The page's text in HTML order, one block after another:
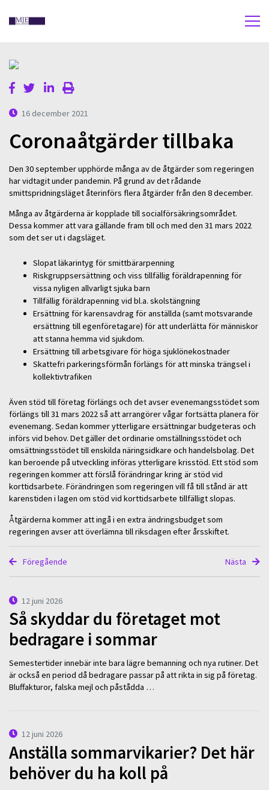
16 december 2021
Coronaåtgärder tillbaka
Den 30 september upphörde många av de åtgärder som regeringen
har vidtagit under pandemin. På grund av det rådande
smittspridningsläget återinförs flera åtgärder från den 8 december.
Många av åtgärderna är kopplade till socialförsäkringsområdet.
Dessa kommer att vara gällande fram till och med den 31 mars 2022
som det ser ut i dagsläget.
Slopat läkarintyg för smittbärarpenning
Riskgruppsersättning och viss tillfällig föräldrapenning för
vissa nyligen allvarligt sjuka barn
Tillfällig föräldrapenning vid bl.a. skolstängning
Ersättning för karensavdrag för anställda (samt motsvarande
ersättning till egenföretagare) för att underlätta för människor
att stanna hemma vid sjukdom.
Ersättning till arbetsgivare för höga sjuklönekostnader
Skattefri parkeringsförmån förlängs för att minska trängsel i
kollektivtrafiken
Även stöd till företag förlängs och det avser evenemangsstödet som
förlängs till 31 mars 2022 så att arrangörer vågar fortsätta planera för
evenemang. Sedan kommer ytterligare ersättningar budgeteras och
införs vid behov. Det gäller det ordinarie omställningsstödet och
omsättningsstödet till enskilda näringsidkare och handelsbolag. Det
kan beroende på utveckling införas ytterligare krisstöd. Ett stöd som
regeringen kommer att förslå förändringar kring är stöd vid
korttidsarbete. Förändringen som regeringen vill få till stånd är att
karenstiden i lagen om stöd vid korttidsarbete tillfälligt slopas.
Åtgärderna kommer att ingå i en extra ändringsbudget som
regeringen avser att överlämna till riksdagen efter årsskiftet.
Föregående Nästa
12 juni 2026
Så skyddar du företaget mot
bedragare i sommar
Semestertider innebär inte bara lägre bemanning och nya rutiner. Det
är också en period då bedragare passar på att rikta in sig på företag.
Bluffakturor, falska mejl och påstådda …
12 juni 2026
Anställa sommarvikarier? Det här
behöver du ha koll på